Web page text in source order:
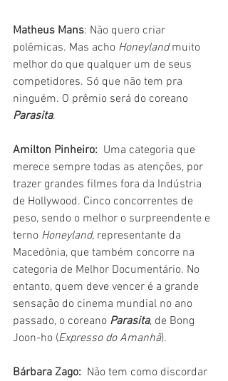
Matheus Mans: Não quero criar
polêmicas. Mas acho Honeyland muito
melhor do que qualquer um de seus
competidores. Só que não tem pra
ninguém. O prêmio será do coreano
Parasita.
Amilton Pinheiro: Uma categoria que
merece sempre todas as atenções, por
trazer grandes filmes fora da Indústria
de Hollywood. Cinco concorrentes de
peso, sendo o melhor o surpreendente e
terno Honeyland, representante da
Macedônia, que também concorre na
categoria de Melhor Documentário. No
entanto, quem deve vencer é a grande
sensação do cinema mundial no ano
passado, o coreano Parasita, de Bong
Joon-ho (Expresso do Amanhã).
Bárbara Zago: Não tem como discordar